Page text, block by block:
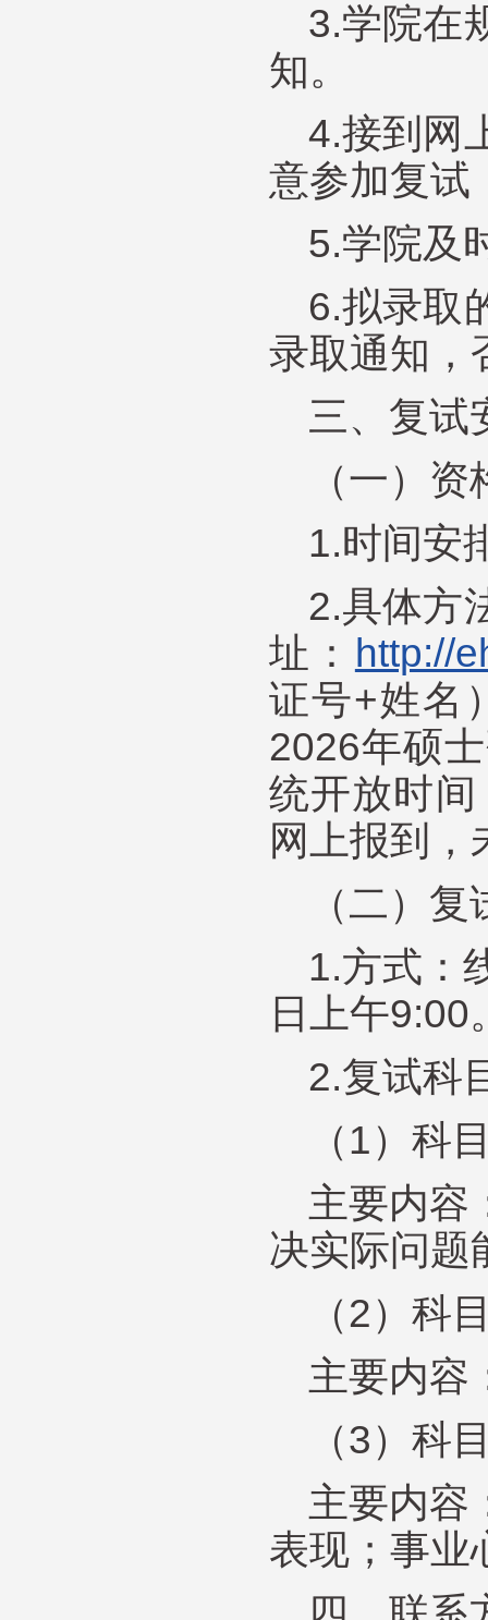
3.学院在
知。
4.接到网
意参加复试
5.学院及
6.拟录取
录取通知，
三、复试
（一）
1.时间安
2.具体方
址： http://
证号+姓名
2026年硕
统开放时
网上报到
（二）
1.方式：
日上午9:00
2.复试科
（1）科
主要内容
决实际问题
（2）科
主要内容
（3）科
主要内容
表现；事业